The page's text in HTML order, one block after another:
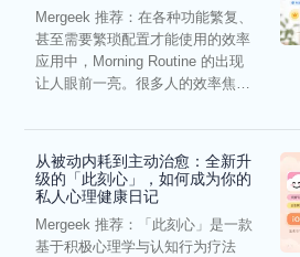
Mergeek 推荐：在各种功能繁复、
甚至需要繁琐配置才能使用的效率
应用中，Morning Routine 的出现
让人眼前一亮。很多人的效率焦
从被动内耗到主动治愈：全新升
级的「此刻心」，如何成为你的
私人心理健康日记
Mergeek 推荐：「此刻心」是一款
基于积极心理学与认知行为疗法